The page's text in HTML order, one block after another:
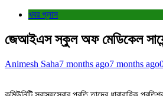
খবর প্লাস
জেআইএস স্কুল অফ মেডিকেল
Animesh Saha7 months ago7 months ago